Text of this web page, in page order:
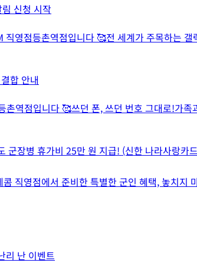
신청 시작
직영점등촌역점입니다 🥰전 세계가 주목하는
합 안내
촌역점입니다 🥰쓰던 폰, 쓰던 번호 그대로!가
군장병 휴가비 25만 원 지급! (신한 나라사랑카
직영점에서 준비한 특별한 군인 혜택, 놓치
리 난 이벤트